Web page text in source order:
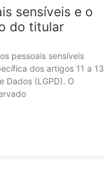
sensíveis e o
do titular
pessoais sensíveis
dos artigos 11 a 13
Dados (LGPD). O